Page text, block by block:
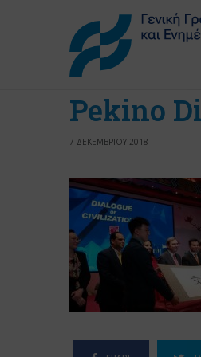
Pekino
7 ΔΕΚΕΜΒΡΙΟΥ 2018